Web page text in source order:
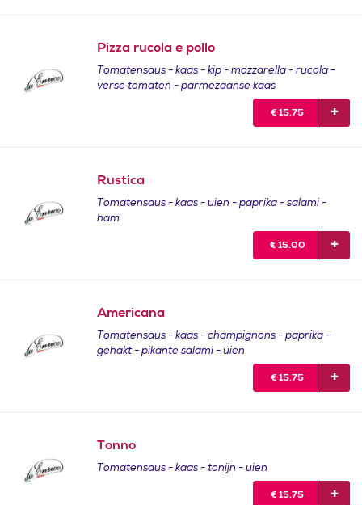
Pizza rucola e pollo
Tomatensaus - kaas - kip - mozzarella - rucola -
verse tomaten - parmezaanse kaas
€ 15.75
Rustica
Tomatensaus - kaas - uien - paprika - salami -
ham
€ 15.00
Americana
Tomatensaus - kaas - champignons - paprika -
gehakt - pikante salami - uien
€ 15.75
Tonno
Tomatensaus - kaas - tonijn - uien
€ 15.75